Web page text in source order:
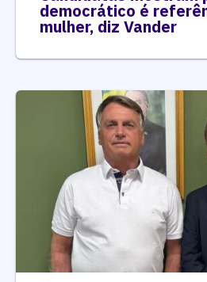
democrático é
mulher, diz Vander